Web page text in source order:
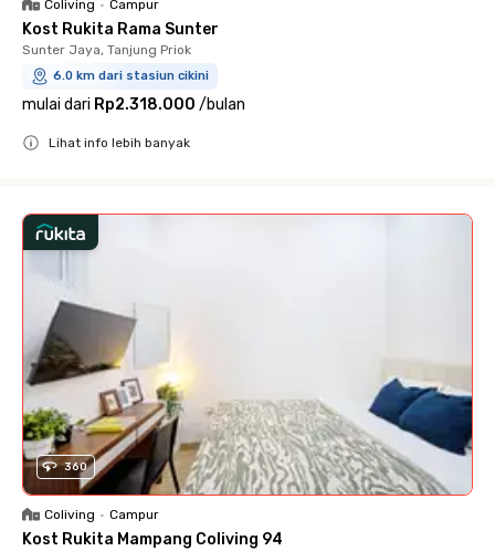
Coliving • Campur
Kost Rukita Rama Sunter
Sunter Jaya, Tanjung Priok
6.0 km dari stasiun cikini
mulai dari Rp2.318.000 /bulan
Lihat info lebih banyak
360
Coliving • Campur
Kost Rukita Mampang Coliving 94